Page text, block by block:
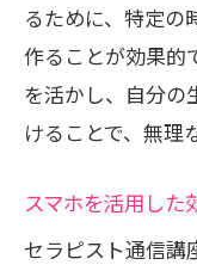
るために、特定の
作ることが効果的
を活かし、自分の
けることで、無理
スマホを活用した
セラピスト通信講